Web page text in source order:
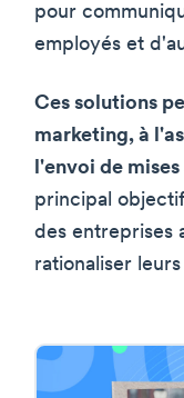
pour
employés et
Ces solutions
marketing, à
l'envoi de
principal
des entreprises
rationaliser